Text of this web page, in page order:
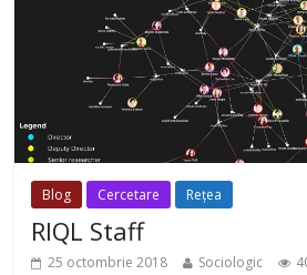
Blog Cercetare Rețea
RIQL Staff
25 octombrie 2018 Sociologic